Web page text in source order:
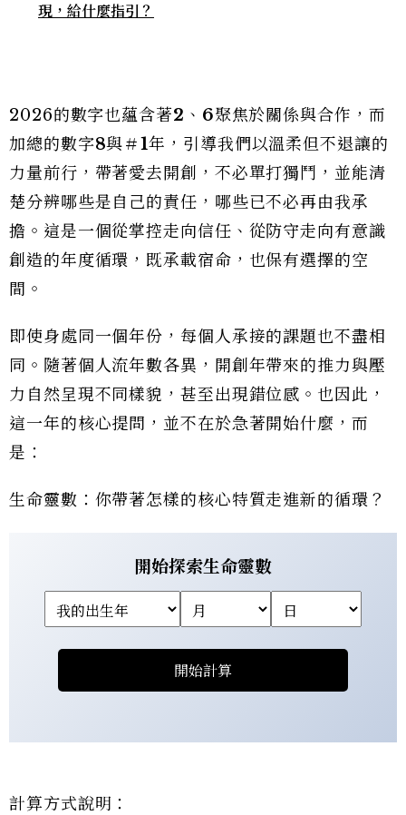
現，給什麼指引？
2026的數字也蘊含著2 、 6聚焦於關係與合作，而
加總的數字8與＃1年，引導我們以溫柔但不退讓的
力量前行，帶著愛去開創，不必單打獨鬥，並能清
楚分辨哪些是自己的責任，哪些已不必再由我承
擔。這是一個從掌控走向信任、從防守走向有意識
創造的年度循環，既承載宿命，也保有選擇的空
間。
即使身處同一個年份，每個人承接的課題也不盡相
同。隨著個人流年數各異，開創年帶來的推力與壓
力自然呈現不同樣貌，甚至出現錯位感。也因此，
這一年的核心提問，並不在於急著開始什麼，而
是：
生命靈數：你帶著怎樣的核心特質走進新的循環？
開始探索生命靈數
開始計算
計算方式說明：